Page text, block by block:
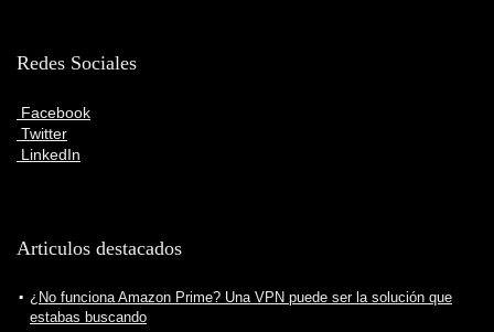
Redes Sociales
Facebook
Twitter
LinkedIn
Articulos destacados
¿No funciona Amazon Prime? Una VPN puede ser la solución que
estabas buscando